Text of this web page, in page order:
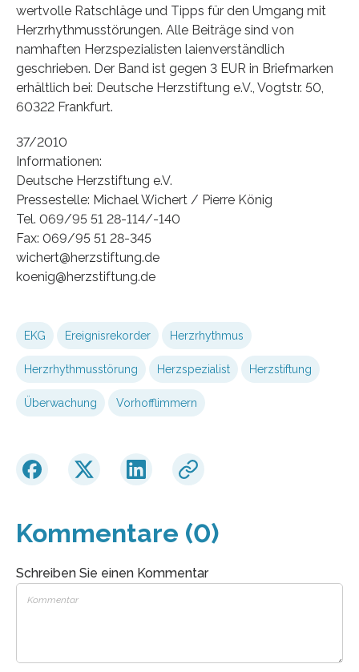
wertvolle Ratschläge und Tipps für den Umgang mit
Herzrhythmusstörungen. Alle Beiträge sind von
namhaften Herzspezialisten laienverständlich
geschrieben. Der Band ist gegen 3 EUR in Briefmarken
erhältlich bei: Deutsche Herzstiftung e.V., Vogtstr. 50,
60322 Frankfurt.
37/2010
Informationen:
Deutsche Herzstiftung e.V.
Pressestelle: Michael Wichert / Pierre König
Tel. 069/95 51 28-114/-140
Fax: 069/95 51 28-345
wichert@herzstiftung.de
koenig@herzstiftung.de
EKG Ereignisrekorder Herzrhythmus
Herzrhythmusstörung Herzspezialist Herzstiftung
Überwachung Vorhofflimmern
Kommentare (0)
Schreiben Sie einen Kommentar